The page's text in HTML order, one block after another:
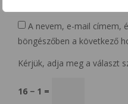
A nevem, e-mail címem,
böngészőben a következő
Kérjük, adja meg a választ
16 − 1 =